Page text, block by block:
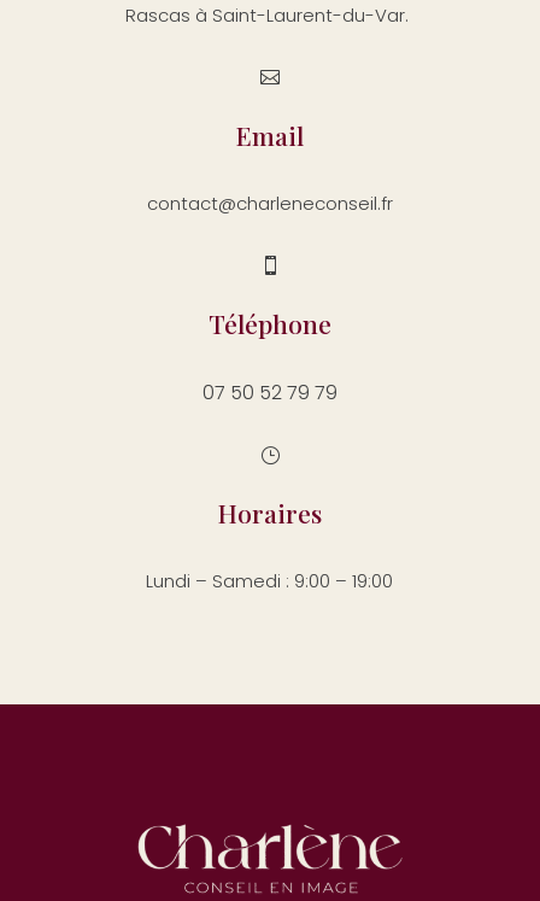
Rascas à Saint-Laurent-du-Var.

Email
contact@charleneconseil.fr

Téléphone
07 50 52 79 79
}
Horaires
Lundi – Samedi : 9:00 – 19:00